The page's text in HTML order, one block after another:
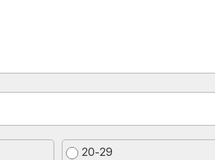
20-29